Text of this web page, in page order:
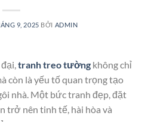
9, 2025 BỞI ADMIN
tranh treo tường không chỉ
còn là yếu tố quan trọng tạo
nhà. Một bức tranh đẹp, đặt
trở nên tinh tế, hài hòa và